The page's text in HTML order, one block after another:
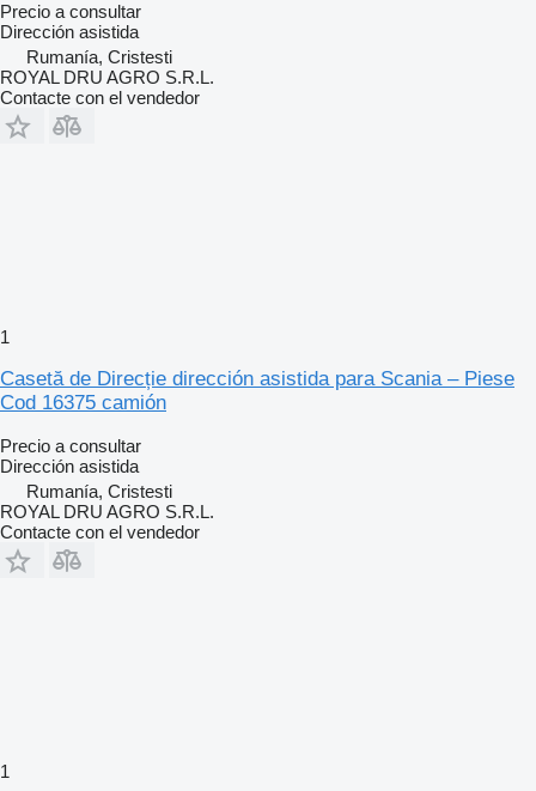
Precio a consultar
Dirección asistida
Rumanía, Cristesti
ROYAL DRU AGRO S.R.L.
Contacte con el vendedor
1
Casetă de Direcție dirección asistida para Scania – Piese
Cod 16375 camión
Precio a consultar
Dirección asistida
Rumanía, Cristesti
ROYAL DRU AGRO S.R.L.
Contacte con el vendedor
1